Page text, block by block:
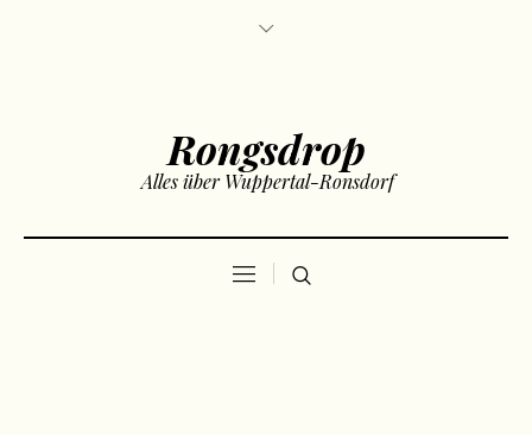
Rongsdrop
Alles über Wuppertal-Ronsdorf